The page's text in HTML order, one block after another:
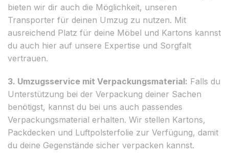
bieten wir dir auch die Möglichkeit, unseren
Transporter für deinen Umzug zu nutzen. Mit
ausreichend Platz für deine Möbel und Kartons kannst
du auch hier auf unsere Expertise und Sorgfalt
vertrauen.
3. Umzugsservice mit Verpackungsmaterial: Falls du
Unterstützung bei der Verpackung deiner Sachen
benötigst, kannst du bei uns auch passendes
Verpackungsmaterial erhalten. Wir stellen Kartons,
Packdecken und Luftpolsterfolie zur Verfügung, damit
du deine Gegenstände sicher verpacken kannst.